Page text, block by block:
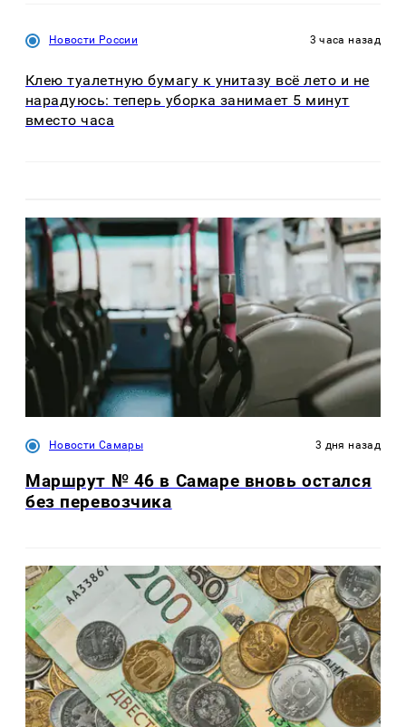
Новости России 3 часа назад
Клею туалетную бумагу к унитазу всё лето и не
нарадуюсь: теперь уборка занимает 5 минут
вместо часа
Новости Самары 3 дня назад
Маршрут № 46 в Самаре вновь остался
без перевозчика